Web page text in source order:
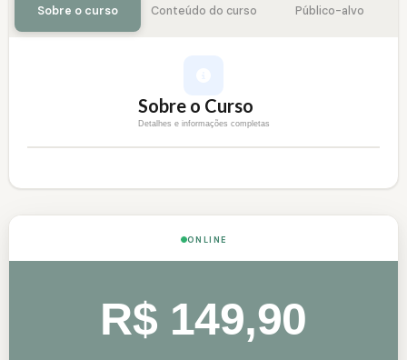
Sobre o curso Conteúdo do curso Público-alvo
Sobre o Curso
Detalhes e informações completas
ONLINE
R$ 149,90